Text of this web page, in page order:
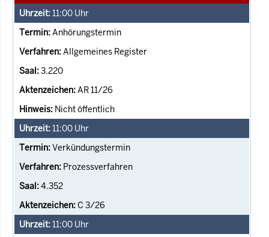
11:00 Uhr
Anhörungstermin
Allgemeines Register
3.220
AR 11/26
Nicht öffentlich
11:00 Uhr
Verkündungstermin
Prozessverfahren
4.352
C 3/26
11:00 Uhr